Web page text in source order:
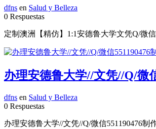
dfns en Salud y Belleza
0 Respuestas
定制澳洲【精仿】1:1安德鲁大学文凭Q/微
办理安德鲁大学//文凭//Q/微
dfns en Salud y Belleza
0 Respuestas
办理安德鲁大学//文凭//Q/微信551190476